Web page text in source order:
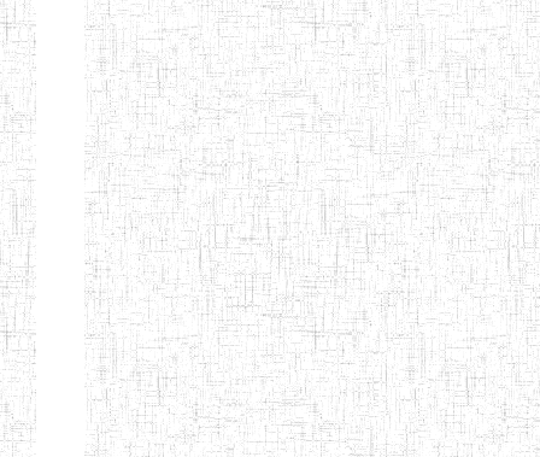
Afficher Page 4 sur 13 Total: 307
BILINGUE LES
BOSONS
ENIEG BILINGUE
LE NORMALIEN
CITOYEN
01/08/2014 ENIEG
ENIEG BILINGUE
CLAIRE
FONTAINE
03/10/2012 ENIEG